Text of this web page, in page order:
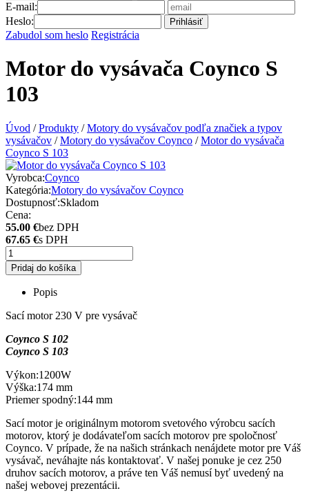
E-mail:
Heslo:
Prihlásiť
Zabudol som heslo Registrácia
Motor do vysávača Coynco S
103
Úvod / Produkty / Motory do vysávačov podľa značiek a typov
vysávačov / Motory do vysávačov Coynco / Motor do vysávača
Coynco S 103
Vyrobca:Coynco
Kategória:Motory do vysávačov Coynco
Dostupnosť:Skladom
Cena:
55.00 €bez DPH
67.65 €s DPH
Pridaj do košíka
Popis
Sací motor 230 V pre vysávač
Coynco S 102
Coynco S 103
Výkon:1200W
Výška:174 mm
Priemer spodný:144 mm
Sací motor je originálnym motorom svetového výrobcu sacích
motorov, ktorý je dodávateľom sacích motorov pre spoločnosť
Coynco. V prípade, že na našich stránkach nenájdete motor pre Váš
vysávač, neváhajte nás kontaktovať. V našej ponuke je cez 250
druhov sacích motorov, a práve ten Váš nemusí byť uvedený na
našej webovej prezentácii.